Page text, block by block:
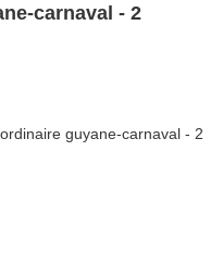
carnaval - 2